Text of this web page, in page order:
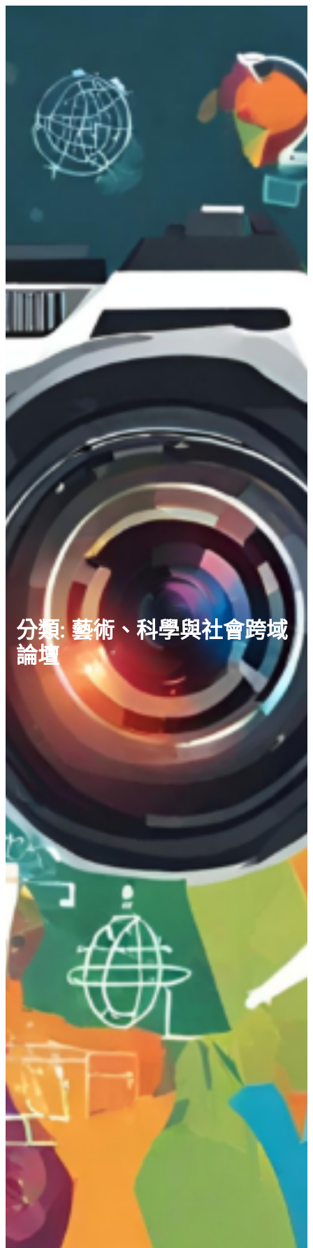
分類:藝術、科學與社會跨域
論壇